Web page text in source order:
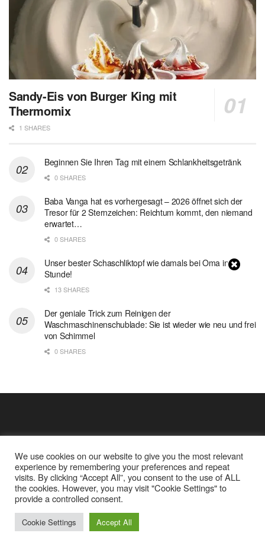
Sandy-Eis von Burger King mit
Thermomix
1 SHARES
Beginnen Sie Ihren Tag mit einem Schlankheitsgetränk
0 SHARES
Baba Vanga hat es vorhergesagt – 2026 öffnet sich der
Tresor für 2 Sternzeichen: Reichtum kommt, den niemand
erwartet…
0 SHARES
Unser bester Schaschliktopf wie damals bei Oma in 1
Stunde!
13 SHARES
Der geniale Trick zum Reinigen der
Waschmaschinenschublade: Sie ist wieder wie neu und frei
von Schimmel
0 SHARES
Cookie Policy
Datenschutz
Google Analytics und Cookie Dateien
© 2025Einfache Rezept
We use cookies on our website to give you the most relevant
experience by remembering your preferences and repeat
visits. By clicking “Accept All”, you consent to the use of ALL
the cookies. However, you may visit "Cookie Settings" to
provide a controlled consent.
Cookie Settings Accept All